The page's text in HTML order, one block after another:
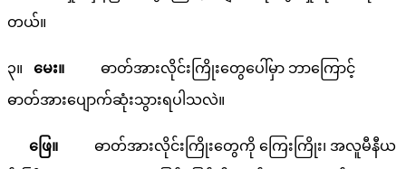
တယ်။
၃။ မေး။ ဓာတ်အားလိုင်းကြိုးတွေပေါ်မှာ ဘာကြောင့်
ဓာတ်အားပျောက်ဆုံးသွားရပါသလဲ။
ဖြေ။ ဓာတ်အားလိုင်းကြိုးတွေကို ကြေးကြိုး၊ အလူမီနီယ